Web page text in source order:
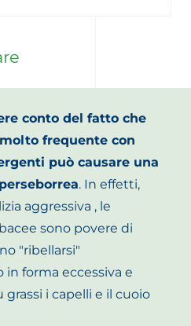
conto del fatto che
frequente con
può causare una
. In effetti,
aggressiva , le
sono povere di
"ribellarsi"
in forma eccessiva e
i capelli e il cuoio